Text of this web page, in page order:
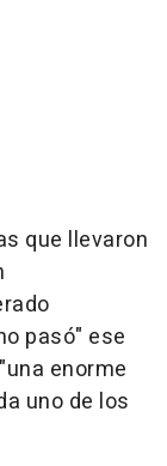
que llevaron
pasó" ese
enorme
uno de los